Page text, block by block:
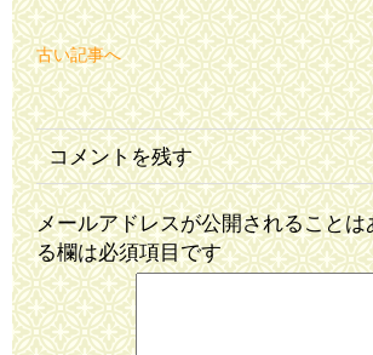
古い記事へ
コメントを残す
メールアドレスが公開されることは
る欄は必須項目です